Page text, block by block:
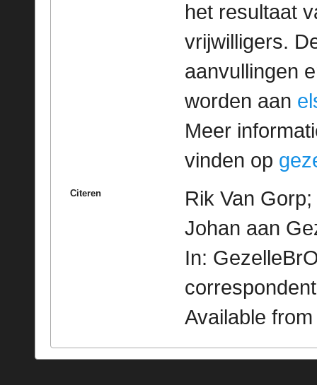
het resultaat
vrijwilligers.
aanvullingen
worden aan
Meer
vinden op
Citeren
Rik Van
Johan aan
In:
Available